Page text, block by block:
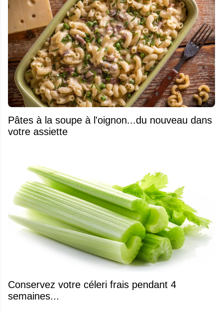
Pâtes à la soupe à l'oignon...du nouveau dans
votre assiette
Conservez votre céleri frais pendant 4
semaines...